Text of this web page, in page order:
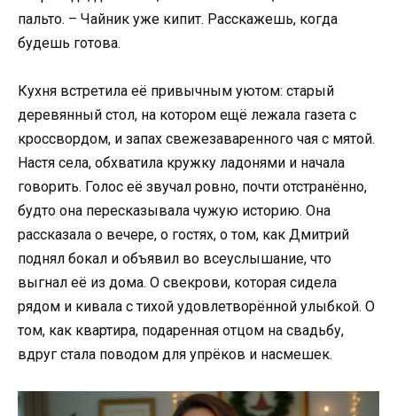
пальто. – Чайник уже кипит. Расскажешь, когда
будешь готова.
Кухня встретила её привычным уютом: старый
деревянный стол, на котором ещё лежала газета с
кроссвордом, и запах свежезаваренного чая с мятой.
Настя села, обхватила кружку ладонями и начала
говорить. Голос её звучал ровно, почти отстранённо,
будто она пересказывала чужую историю. Она
рассказала о вечере, о гостях, о том, как Дмитрий
поднял бокал и объявил во всеуслышание, что
выгнал её из дома. О свекрови, которая сидела
рядом и кивала с тихой удовлетворённой улыбкой. О
том, как квартира, подаренная отцом на свадьбу,
вдруг стала поводом для упрёков и насмешек.